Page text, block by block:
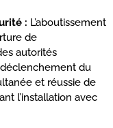
: L’aboutissement
de
autorités
du
et réussie de
l’installation avec